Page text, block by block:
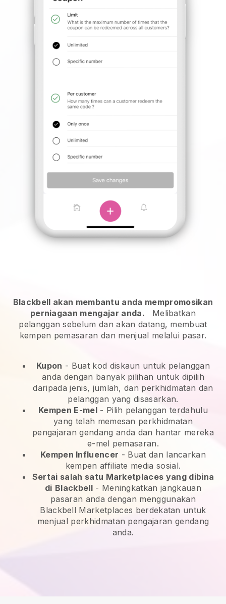
Blackbell akan membantu anda mempromosikan
perniagaan mengajar anda.
Melibatkan
pelanggan sebelum dan akan datang, membuat
kempen pemasaran dan menjual melalui pasar.
Kupon - Buat kod diskaun untuk pelanggan
anda dengan banyak pilihan untuk dipilih
daripada jenis, jumlah, dan perkhidmatan dan
pelanggan yang disasarkan.
Kempen E-mel- Pilih pelanggan terdahulu
yang telah memesan perkhidmatan
pengajaran gendang anda dan hantar mereka
e-mel pemasaran.
Kempen Influencer - Buat dan lancarkan
kempen affiliate media sosial.
Sertai salah satu Marketplaces yang dibina
di Blackbell- Meningkatkan jangkauan
pasaran anda dengan menggunakan
Blackbell Marketplaces berdekatan untuk
menjual perkhidmatan pengajaran gendang
anda.